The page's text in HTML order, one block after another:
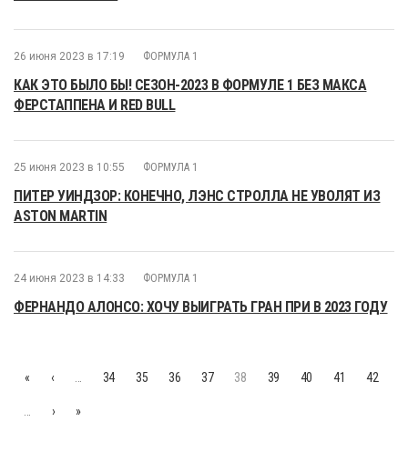
26 июня 2023 в 17:19 ФОРМУЛА 1
КАК ЭТО БЫЛО БЫ! СЕЗОН-2023 В ФОРМУЛЕ 1 БЕЗ МАКСА
ФЕРСТАППЕНА И RED BULL
25 июня 2023 в 10:55 ФОРМУЛА 1
ПИТЕР УИНДЗОР: КОНЕЧНО, ЛЭНС СТРОЛЛА НЕ УВОЛЯТ ИЗ
ASTON MARTIN
24 июня 2023 в 14:33 ФОРМУЛА 1
ФЕРНАНДО АЛОНСО: ХОЧУ ВЫИГРАТЬ ГРАН ПРИ В 2023 ГОДУ
« ‹ 34 35 36 37 38 39 40 41 42
› »